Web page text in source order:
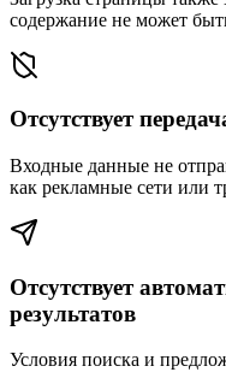
содержание не может
Отсутствует
Входные данные не
как рекламные сети или
Отсутствует
результатов
Условия поиска и